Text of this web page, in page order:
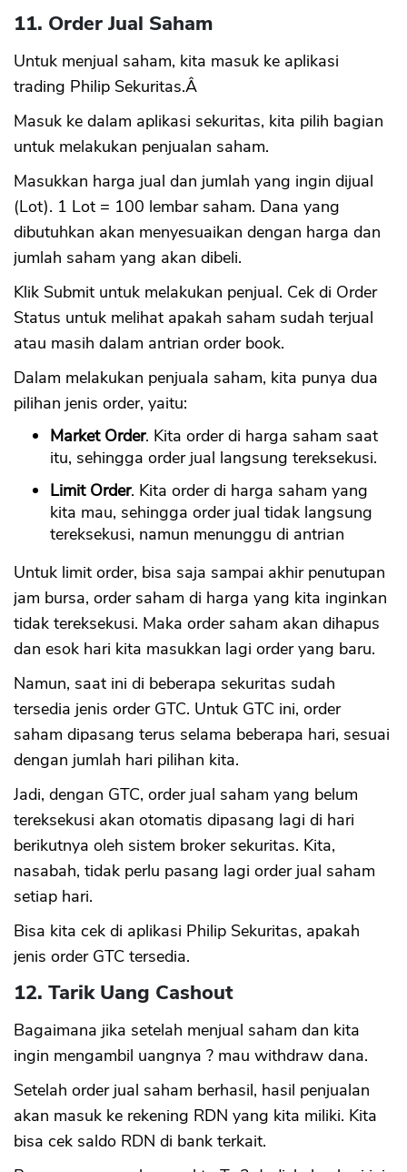
11. Order Jual Saham
Untuk menjual saham, kita masuk ke aplikasi
trading Philip Sekuritas.Â
Masuk ke dalam aplikasi sekuritas, kita pilih bagian
untuk melakukan penjualan saham.
Masukkan harga jual dan jumlah yang ingin dijual
(Lot). 1 Lot = 100 lembar saham. Dana yang
dibutuhkan akan menyesuaikan dengan harga dan
jumlah saham yang akan dibeli.
Klik Submit untuk melakukan penjual. Cek di Order
Status untuk melihat apakah saham sudah terjual
atau masih dalam antrian order book.
Dalam melakukan penjuala saham, kita punya dua
pilihan jenis order, yaitu:
Market Order. Kita order di harga saham saat
itu, sehingga order jual langsung tereksekusi.
Limit Order. Kita order di harga saham yang
kita mau, sehingga order jual tidak langsung
tereksekusi, namun menunggu di antrian
Untuk limit order, bisa saja sampai akhir penutupan
jam bursa, order saham di harga yang kita inginkan
tidak tereksekusi. Maka order saham akan dihapus
dan esok hari kita masukkan lagi order yang baru.
Namun, saat ini di beberapa sekuritas sudah
tersedia jenis order GTC. Untuk GTC ini, order
saham dipasang terus selama beberapa hari, sesuai
dengan jumlah hari pilihan kita.
Jadi, dengan GTC, order jual saham yang belum
tereksekusi akan otomatis dipasang lagi di hari
berikutnya oleh sistem broker sekuritas. Kita,
nasabah, tidak perlu pasang lagi order jual saham
setiap hari.
Bisa kita cek di aplikasi Philip Sekuritas, apakah
jenis order GTC tersedia.
12. Tarik Uang Cashout
Bagaimana jika setelah menjual saham dan kita
ingin mengambil uangnya ? mau withdraw dana.
Setelah order jual saham berhasil, hasil penjualan
akan masuk ke rekening RDN yang kita miliki. Kita
bisa cek saldo RDN di bank terkait.